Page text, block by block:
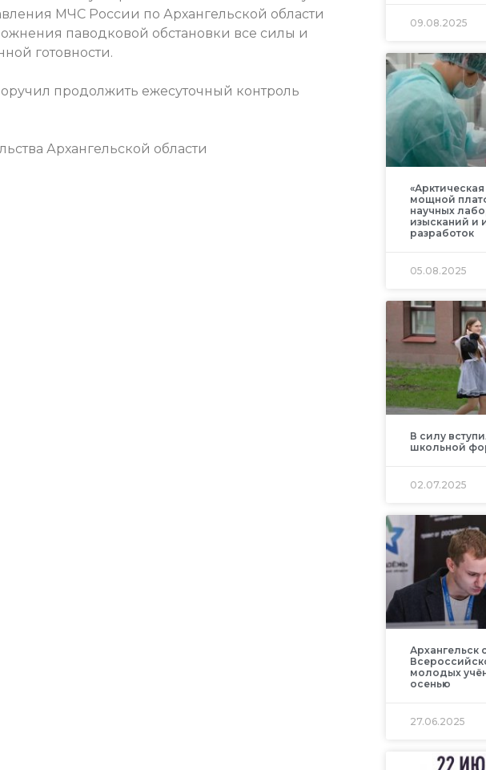
МЧС России по Архангельской области
паводковой обстановки все силы и
готовности.
продолжить ежесуточный контроль
Архангельской области
09.08.2025
«Арктическая
мощной
научных
изысканий и
разработок
05.08.2025
В силу
школьной
02.07.2025
Архангельск
молодых
осенью
27.06.2025